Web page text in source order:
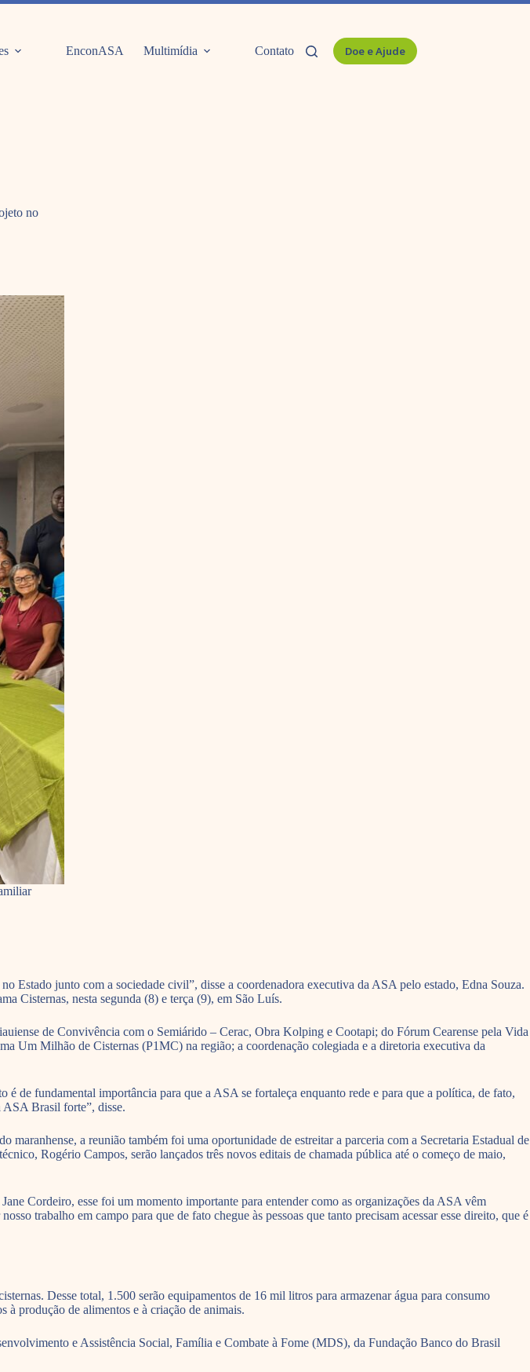
EnconASA Multimídia Contato Doe e Ajude
no
Estado junto com a sociedade civil”, disse a coordenadora executiva da ASA pelo estado, Edna Souza.
Cisternas, nesta segunda (8) e terça (9), em São Luís.
de Convivência com o Semiárido – Cerac, Obra Kolping e Cootapi; do Fórum Cearense pela Vida
Um Milhão de Cisternas (P1MC) na região; a coordenação colegiada e a diretoria executiva da
de fundamental importância para que a ASA se fortaleça enquanto rede e para que a política, de fato,
Brasil forte”, disse.
maranhense, a reunião também foi uma oportunidade de estreitar a parceria com a Secretaria Estadual de
Rogério Campos, serão lançados três novos editais de chamada pública até o começo de maio,
Cordeiro, esse foi um momento importante para entender como as organizações da ASA vêm
trabalho em campo para que de fato chegue às pessoas que tanto precisam acessar esse direito, que é
Desse total, 1.500 serão equipamentos de 16 mil litros para armazenar água para consumo
à produção de alimentos e à criação de animais.
e Assistência Social, Família e Combate à Fome (MDS), da Fundação Banco do Brasil